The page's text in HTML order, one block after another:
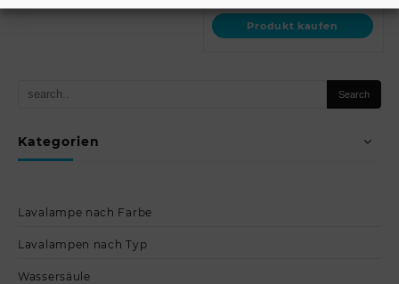
Kategorien
Lavalampe nach Farbe
Lavalampen nach Typ
Wassersäule
Produkt kaufen